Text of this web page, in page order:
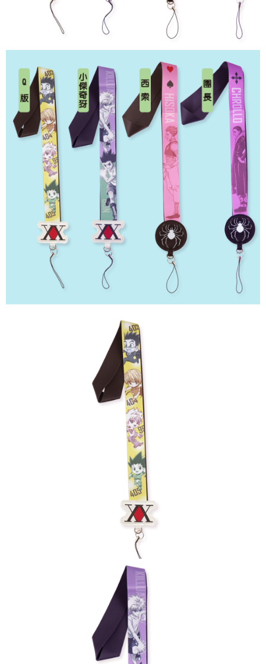
NT$1,300 atau lebih
宅配-木棉花樂園專用
宅配-離島(澎湖/金門/馬祖)-木棉花樂園專用
NT$220/pesanan
黑貓宅配-貨到付款
NT$150/pesanan